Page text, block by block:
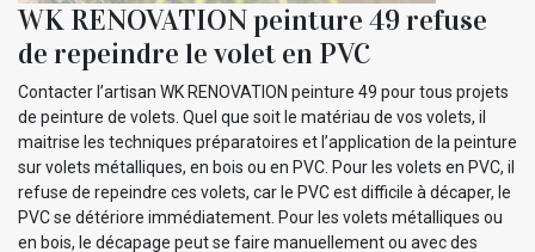
WK RENOVATION peinture 49 refuse
de repeindre le volet en PVC
Contacter l’artisan WK RENOVATION peinture 49 pour tous projets
de peinture de volets. Quel que soit le matériau de vos volets, il
maitrise les techniques préparatoires et l’application de la peinture
sur volets métalliques, en bois ou en PVC. Pour les volets en PVC, il
refuse de repeindre ces volets, car le PVC est difficile à décaper, le
PVC se détériore immédiatement. Pour les volets métalliques ou
en bois, le décapage peut se faire manuellement ou avec des